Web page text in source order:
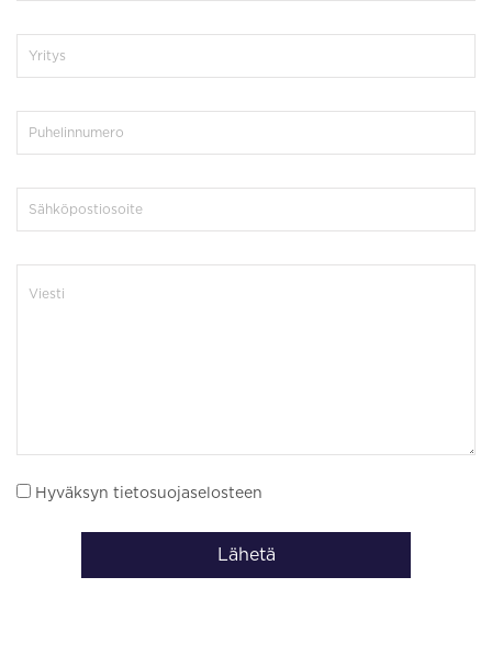
Hyväksyn tietosuojaselosteen
Lähetä